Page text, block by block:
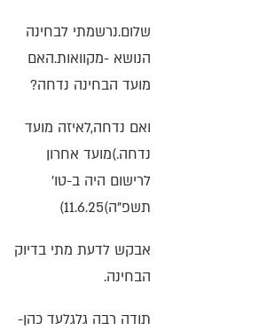
שלום.נרשמתי לבחינה
הנושא -מקוואות.האם
מועד הבחינה נדחה?
ואם נדחה,לאיזה מועד
נדחה.)מועד אחרון
לרישום היה ב-טו'
תשפ"ה)11.6.25)
אבקש לדעת מתי בדיוק
הבחינה.
תודה רבה גלגלעד כהן-